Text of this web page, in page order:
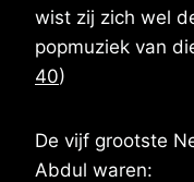
wist zij zich wel
popmuziek van
40)
De vijf grootste
Abdul waren: